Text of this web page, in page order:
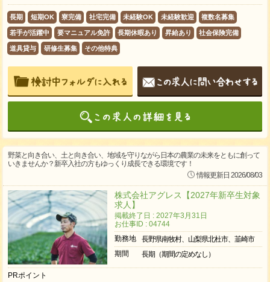
長期 短期OK 寮完備 社宅完備 未経験OK 未経験歓迎 複数名募集
若手が活躍中 要マニュアル免許 長期休暇あり 昇給あり 社会保険完備
道具貸与 研修生募集 その他特典
野菜と向き合い、土と向き合い、地域を守りながら日本の農業の未来をともに創って
いきませんか？新卒入社の方もゆっくり成長できる環境です！
情報更新日 2026/08/03
株式会社アグレス【2027年新卒生対象
求人】
掲載終了日 : 2027年3月31日
お仕事ID : 04744
勤務地
長野県南牧村、山梨県北杜市、韮崎市
期間
長期（期間の定めなし）
PRポイント